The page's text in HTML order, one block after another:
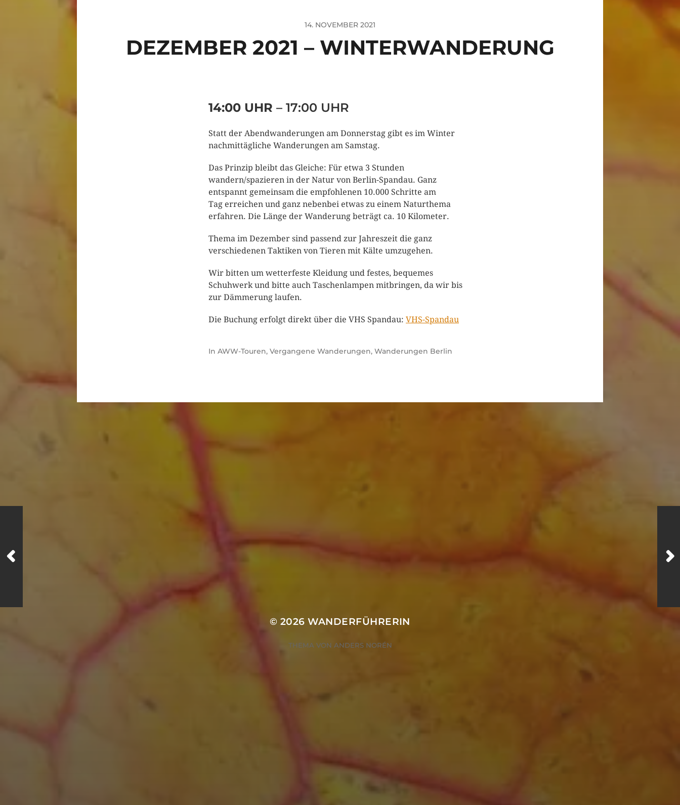
14. NOVEMBER 2021
DEZEMBER 2021 – WINTERWANDERUNG
14:00 UHR – 17:00 UHR
Statt der Abendwanderungen am Donnerstag gibt es im Winter
nachmittägliche Wanderungen am Samstag.
Das Prinzip bleibt das Gleiche: Für etwa 3 Stunden
wandern/spazieren in der Natur von Berlin-Spandau. Ganz
entspannt gemeinsam die empfohlenen 10.000 Schritte am
Tag erreichen und ganz nebenbei etwas zu einem Naturthema
erfahren. Die Länge der Wanderung beträgt ca. 10 Kilometer.
Thema im Dezember sind passend zur Jahreszeit die ganz
verschiedenen Taktiken von Tieren mit Kälte umzugehen.
Wir bitten um wetterfeste Kleidung und festes, bequemes
Schuhwerk und bitte auch Taschenlampen mitbringen, da wir bis
zur Dämmerung laufen.
Die Buchung erfolgt direkt über die VHS Spandau: VHS-Spandau
In AWW-Touren, Vergangene Wanderungen, Wanderungen Berlin
20.12.25 –
© 2026WANDERFÜHRERIN
THEMA VON ANDERS NORÉN